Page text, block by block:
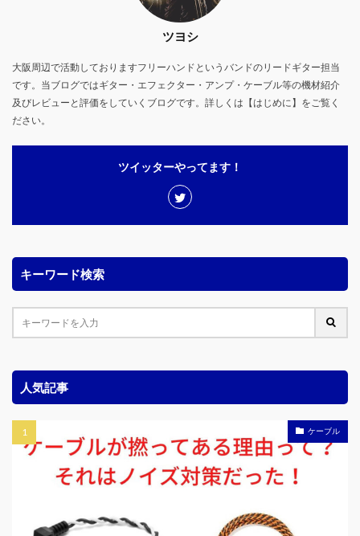
ツヨシ
大阪周辺で活動しておりますフリーハンドというバンドのリードギター担当
です。当ブログではギター・エフェクター・アンプ・ケーブル等の機材紹介
及びレビューと評価をしていくブログです。詳しくは【はじめに】をご覧く
ださい。
ツイッターやってます！
キーワード検索
人気記事
ケーブル